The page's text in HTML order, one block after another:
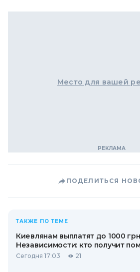
Место для вашей
ПОДЕЛИТЬСЯ
ТАКЖЕ ПО ТЕМЕ
Киевлянам выплатят до 1000
Независимости: кто получит
Сегодня 17:03 21